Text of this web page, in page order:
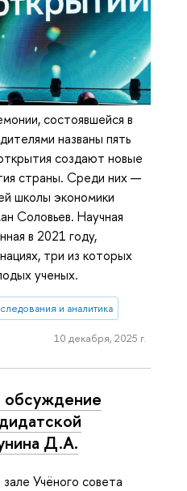
состоявшейся в
названы пять
создают новые
страны. Среди них —
школы экономики
Соловьев. Научная
в 2021 году,
три из которых
ученых.
и аналитика
10 декабря, 2025 г.
обсуждение
Д.А.
Учёного совета